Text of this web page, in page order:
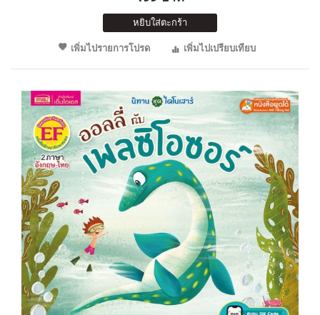
หยิบใส่ตะกร้า
เพิ่มไปรายการโปรด
เพิ่มไปเปรียบเทียบ